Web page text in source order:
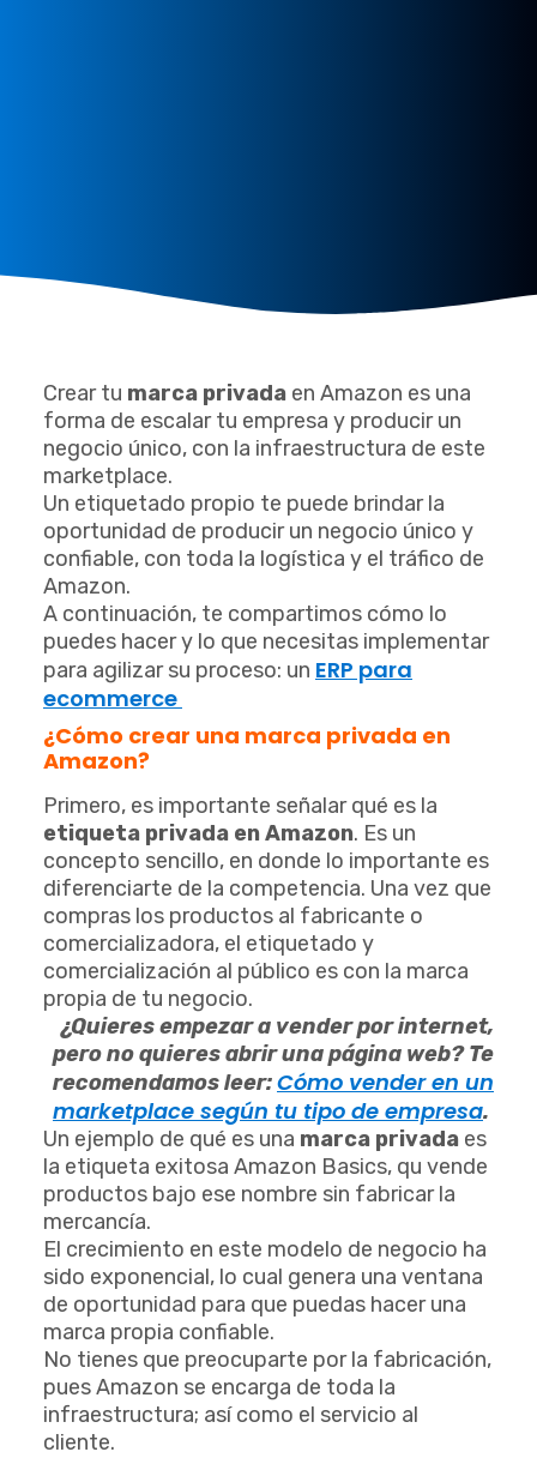
Crear tu marca privada en Amazon es una
forma de escalar tu empresa y producir un
negocio único, con la infraestructura de este
marketplace.
Un etiquetado propio te puede brindar la
oportunidad de producir un negocio único y
confiable, con toda la logística y el tráfico de
Amazon.
A continuación, te compartimos cómo lo
puedes hacer y lo que necesitas implementar
para agilizar su proceso: un ERP para
ecommerce
¿Cómo crear una marca privada en
Amazon?
Primero, es importante señalar qué es la
etiqueta privada en Amazon. Es un
concepto sencillo, en donde lo importante es
diferenciarte de la competencia. Una vez que
compras los productos al fabricante o
comercializadora, el etiquetado y
comercialización al público es con la marca
propia de tu negocio.
¿Quieres empezar a vender por internet,
pero no quieres abrir una página web? Te
recomendamos leer:Cómo vender en un
marketplace según tu tipo de empresa.
Un ejemplo de qué es una marca privada es
la etiqueta exitosa Amazon Basics, qu vende
productos bajo ese nombre sin fabricar la
mercancía.
El crecimiento en este modelo de negocio ha
sido exponencial, lo cual genera una ventana
de oportunidad para que puedas hacer una
marca propia confiable.
No tienes que preocuparte por la fabricación,
pues Amazon se encarga de toda la
infraestructura; así como el servicio al
cliente.